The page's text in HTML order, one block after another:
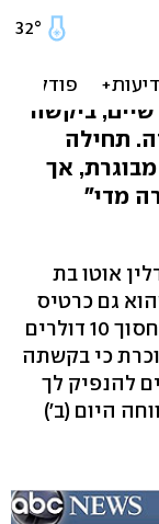
100 בעוד חודשיים, ביקשה
תחילה
אך
מדי"
אוטו בת
גם כרטיס
אשראי בחנות במדינת פלורידה, כדי לחסוך 10 דולרים
כי בקשתה
להנפיק לך
היום (ב')